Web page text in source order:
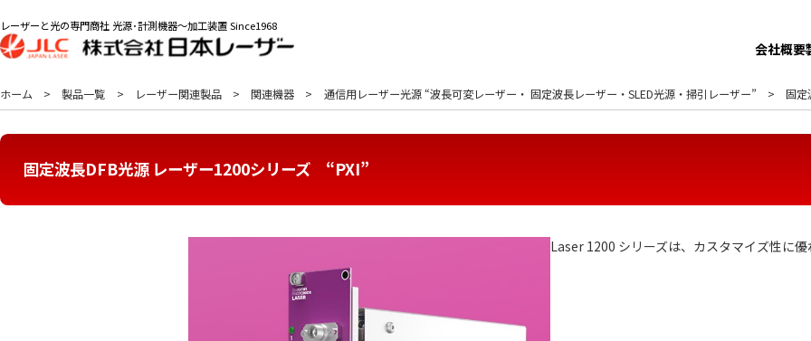
レーザーと光の専門商社 光源･計測機器～加工装置 Since1968
会社概要
ホーム 製品一覧 レーザー関連製品 関連機器 通信用レーザー光源 “波長可変レーザー・ 固定波長レーザー・SLED光源・掃引レーザー” 固定
固定波長DFB光源 レーザー1200シリーズ “PXI”
Laser 1200 シリーズは、カスタマイズ性に